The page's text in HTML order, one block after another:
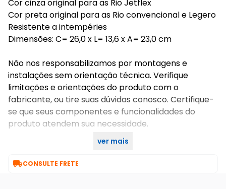
Cor cinza original para as Rio Jetflex
Cor preta original para as Rio convencional e Legero
Resistente a intempéries
Dimensões: C= 26,0 x L= 13,6 x A= 23,0 cm
Não nos responsabilizamos por montagens e
instalações sem orientação técnica. Verifique
limitações e orientações do produto com o
fabricante, ou tire suas dúvidas conosco. Certifique-
se que seus componentes e funcionalidades do
produto atendem sua necessidade.
ver mais
CONSULTE FRETE